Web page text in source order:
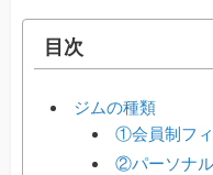
目次
ジムの種類
①会員制フ
②パーソナ